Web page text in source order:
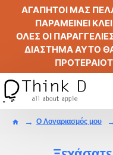
ΑΓΑΠΗΤΟΙ ΜΑΣ
ΠΑΡΑΜΕΙΝΕΙ
ΟΛΕΣ ΟΙ
ΔΙΑΣΤΗΜΑ ΑΥΤΟ
O Λογαριασμός μου